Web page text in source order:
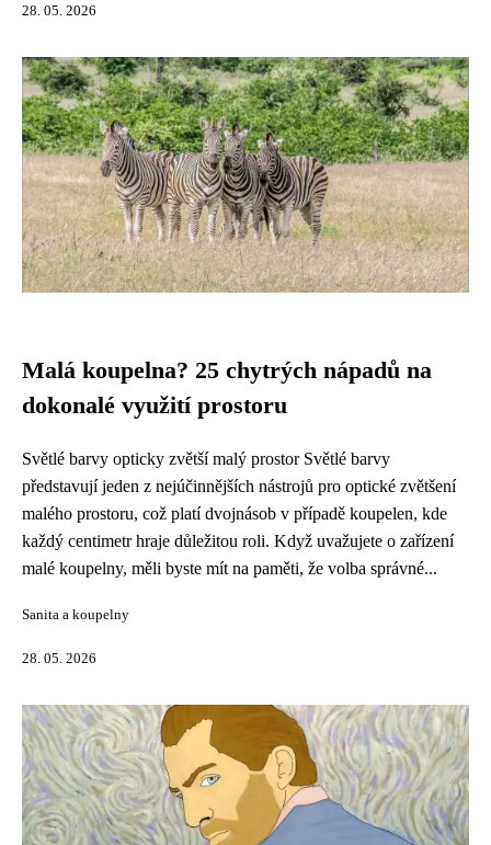
28. 05. 2026
Malá koupelna? 25 chytrých nápadů na
dokonalé využití prostoru
Světlé barvy opticky zvětší malý prostor Světlé barvy
představují jeden z nejúčinnějších nástrojů pro optické zvětšení
malého prostoru, což platí dvojnásob v případě koupelen, kde
každý centimetr hraje důležitou roli. Když uvažujete o zařízení
malé koupelny, měli byste mít na paměti, že volba správné...
Sanita a koupelny
28. 05. 2026